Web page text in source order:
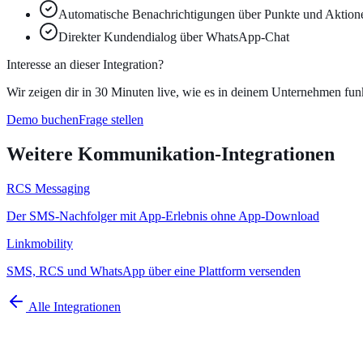
Automatische Benachrichtigungen über Punkte und
Direkter Kundendialog über WhatsApp-Chat
Interesse an dieser Integration?
Wir zeigen dir in 30 Minuten live, wie es in deinem Unternehmen
Demo buchenFrage stellen
Weitere Kommunikation-Integrationen
RCS Messaging
Der SMS-Nachfolger mit App-Erlebnis ohne App-Download
Linkmobility
SMS, RCS und WhatsApp über eine Plattform versenden
Alle Integrationen